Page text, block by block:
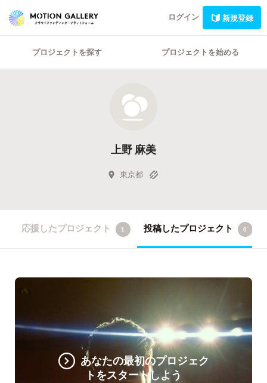
ログイン 新規登録
プロジェクトを探す プロジェクトを始める
上野 麻美
東京都
応援したプロジェクト 1 投稿したプロジェクト 0
あなたの最初のプロジェク
トをスタートしよう